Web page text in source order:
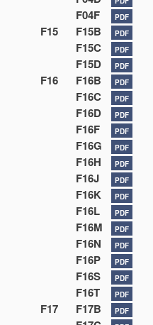
F04F PDF
F15 F15B PDF
F15C PDF
F15D PDF
F16 F16B PDF
F16C PDF
F16D PDF
F16F PDF
F16G PDF
F16H PDF
F16J PDF
F16K PDF
F16L PDF
F16M PDF
F16N PDF
F16P PDF
F16S PDF
F16T PDF
F17 F17B PDF